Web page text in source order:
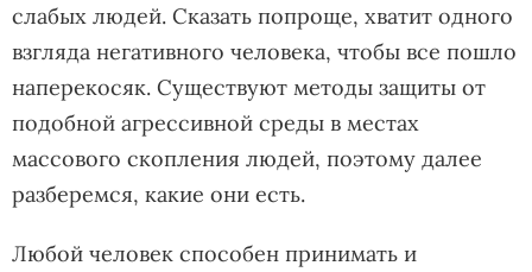
слабых людей. Сказать попроще, хватит одного
взгляда негативного человека, чтобы все пошло
наперекосяк. Существуют методы защиты от
подобной агрессивной среды в местах
массового скопления людей, поэтому далее
разберемся, какие они есть.
Любой человек способен принимать и